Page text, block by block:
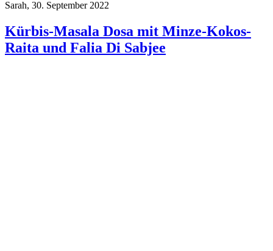
Sarah, 30. September 2022
Kürbis-Masala Dosa mit Minze-Kokos-
Raita und Falia Di Sabjee